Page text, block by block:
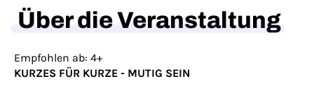
Über die Veranstaltung
Empfohlen ab: 4+
KURZES FÜR KURZE - MUTIG SEIN